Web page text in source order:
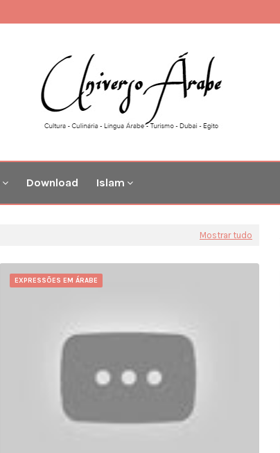
Download Islam
Mostrar tudo
EXPRESSÕES EM ÁRABE